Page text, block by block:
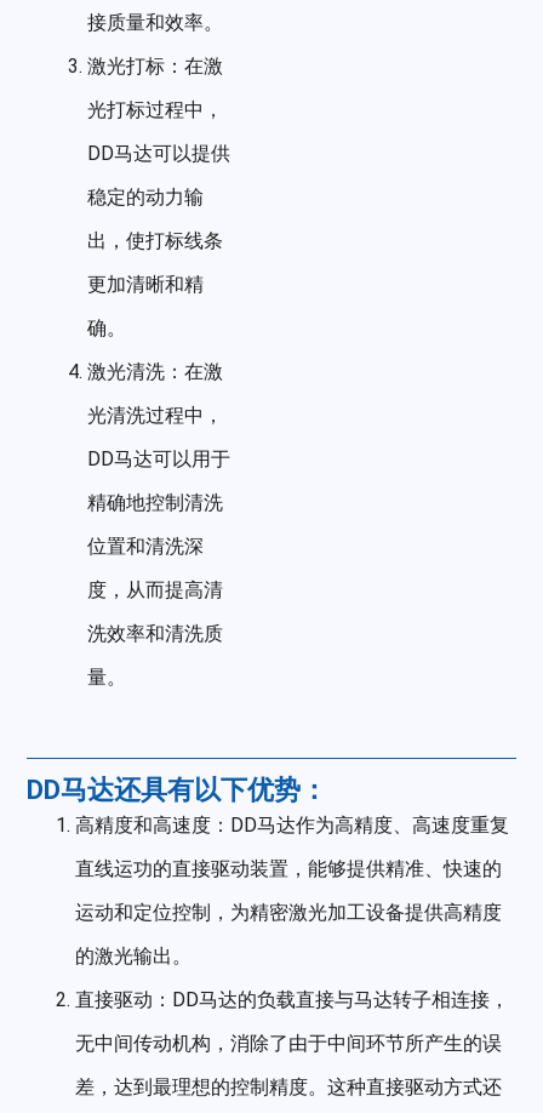
接质量和效率。
激光打标：在激
光打标过程中，
DD马达可以提供
稳定的动力输
出，使打标线条
更加清晰和精
确。
激光清洗：在激
光清洗过程中，
DD马达可以用于
精确地控制清洗
位置和清洗深
度，从而提高清
洗效率和清洗质
量。
DD马达还具有以下优势：
高精度和高速度：DD马达作为高精度、高速度重复
直线运功的直接驱动装置，能够提供精准、快速的
运动和定位控制，为精密激光加工设备提供高精度
的激光输出。
直接驱动：DD马达的负载直接与马达转子相连接，
无中间传动机构，消除了由于中间环节所产生的误
差，达到最理想的控制精度。这种直接驱动方式还